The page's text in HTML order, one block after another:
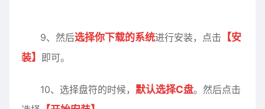
9、然后选择你下载的系统进行安装，点击 【安
装】 即可。
10、选择盘符的时候， 默认选择C盘。然后点击